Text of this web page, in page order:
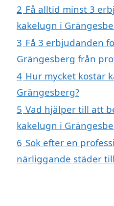
2 Få alltid minst 3
kakelugn i
3 Få 3 erbjudanden
Grängesberg från
4 Hur mycket kostar
Grängesberg?
5 Vad hjälper till att
kakelugn i
6 Sök efter en
närliggande städer